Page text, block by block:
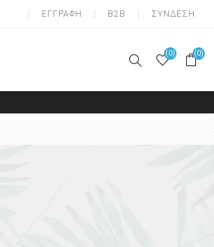
ΕΓΓΡΑΦΗ B2B ΣΥΝΔΕΣΗ
(0) (0)